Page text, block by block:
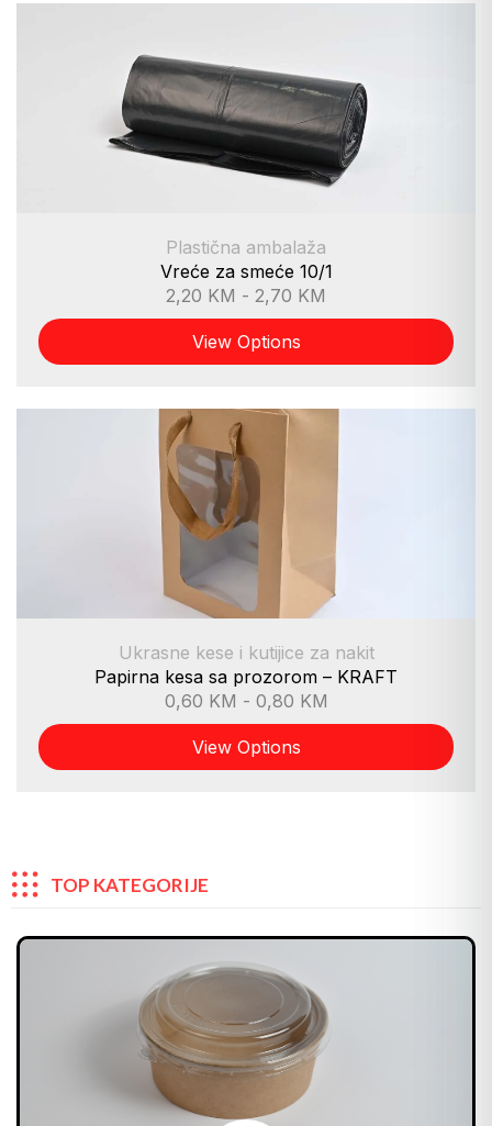
Plastična ambalaža
Vreće za smeće 10/1
2,20 KM - 2,70 KM
View Options
Ukrasne kese i kutijice za nakit
Papirna kesa sa prozorom – KRAFT
0,60 KM - 0,80 KM
View Options
TOP KATEGORIJE